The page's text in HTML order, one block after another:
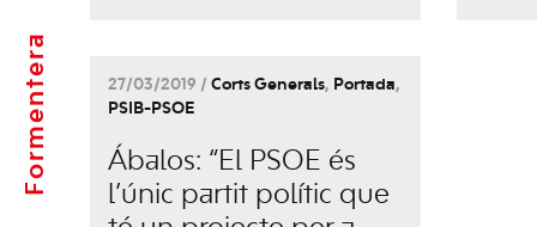
Formentera 27/03/2019 / Corts Generals, Portada,
PSIB-PSOE
Ábalos: “El PSOE és
l’únic partit polític que